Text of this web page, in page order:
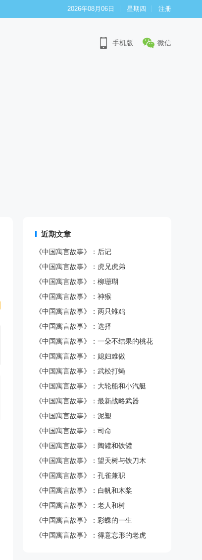
2026年08月06日 星期四 注册
手机版 微信
近期文章
《中国寓言故事》：后记
《中国寓言故事》：虎兄虎弟
《中国寓言故事》：柳珊瑚
《中国寓言故事》：神猴
《中国寓言故事》：两只雉鸡
《中国寓言故事》：选择
《中国寓言故事》：一朵不结果的桃花
《中国寓言故事》：媳妇难做
《中国寓言故事》：武松打蝇
《中国寓言故事》：大轮船和小汽艇
《中国寓言故事》：最新战略武器
《中国寓言故事》：泥塑
《中国寓言故事》：司命
《中国寓言故事》：陶罐和铁罐
《中国寓言故事》：望天树与铁刀木
《中国寓言故事》：孔雀兼职
《中国寓言故事》：白帆和木桨
《中国寓言故事》：老人和树
《中国寓言故事》：彩蝶的一生
《中国寓言故事》：得意忘形的老虎